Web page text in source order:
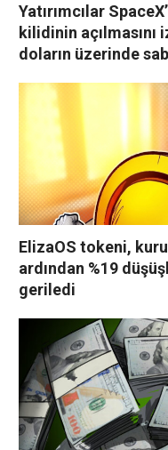
Yatırımcılar
kilidinin
doların üzerinde
ElizaOS tokeni,
ardından %19
geriledi